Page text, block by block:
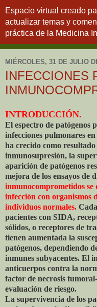
Espacio virtual creado
actualizar temas y
práctica de la Medicina
MIÉRCOLES, 31 DE JULIO
INFECCIONES
INTRODUCCIÓN.
El espectro de patógenos
infecciones pulmonares
ha crecido como
inmunosupresión, la
aparición de patógenos
mejora de los ensayos de
inmunocomprometidos
infección con organismos
individuos normales.
pacientes con SIDA,
sólidos, o receptores de
tienen aumentada la
patógenos, dependiendo
inmunes subyacentes. El
anticuerpos contra la
factor de necrosis
evaluación de riesgo.
La supervivencia de los